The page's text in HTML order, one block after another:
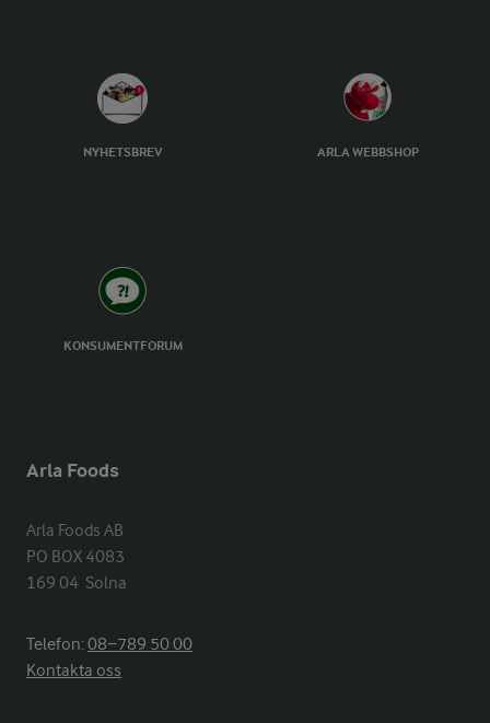
NYHETSBREV ARLA WEBBSHOP
KONSUMENTFORUM
Arla Foods
Arla Foods AB
PO BOX 4083
169 04  Solna
Telefon:08−789 50 00
Kontakta oss